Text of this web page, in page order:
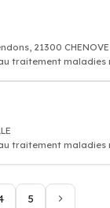
21300 CHENOVE
traitement maladies
traitement maladies
5